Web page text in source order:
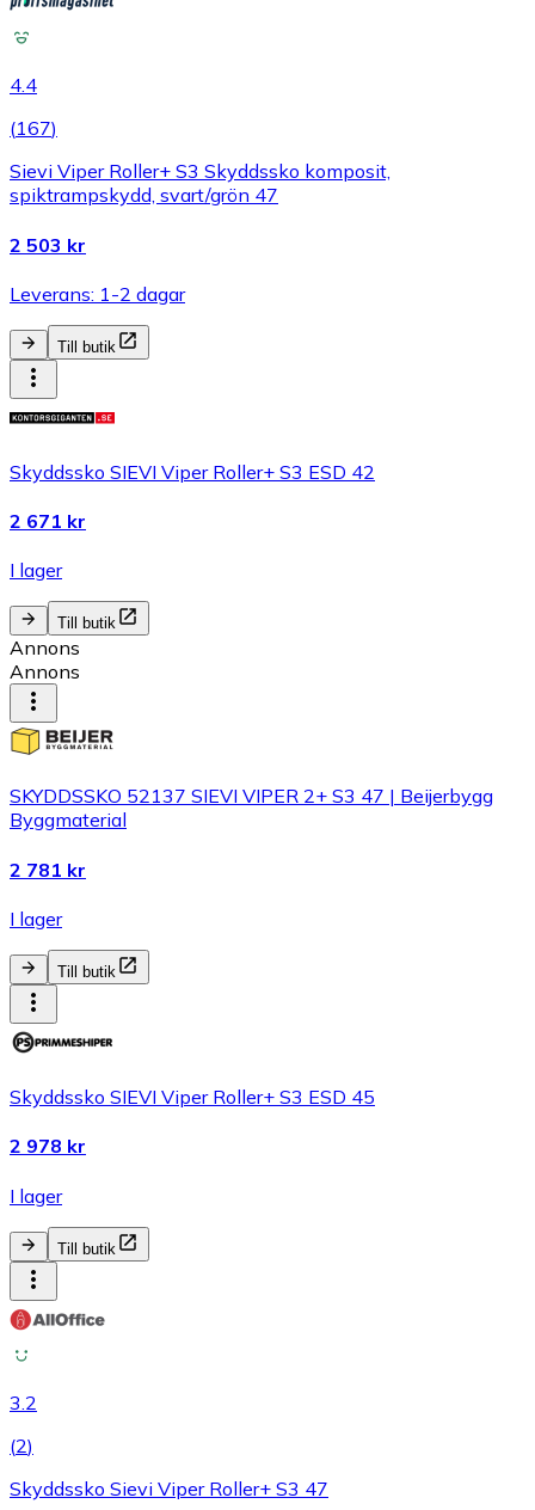
4.4
(167)
Sievi Viper Roller+ S3 Skyddssko komposit,
spiktrampskydd, svart/grön 47
2 503 kr
Leverans: 1-2 dagar
Till butik
Skyddssko SIEVI Viper Roller+ S3 ESD 42
2 671 kr
I lager
Till butik
Annons
Annons
SKYDDSSKO 52137 SIEVI VIPER 2+ S3 47 | Beijerbygg
Byggmaterial
2 781 kr
I lager
Till butik
Skyddssko SIEVI Viper Roller+ S3 ESD 45
2 978 kr
I lager
Till butik
3.2
(2)
Skyddssko Sievi Viper Roller+ S3 47